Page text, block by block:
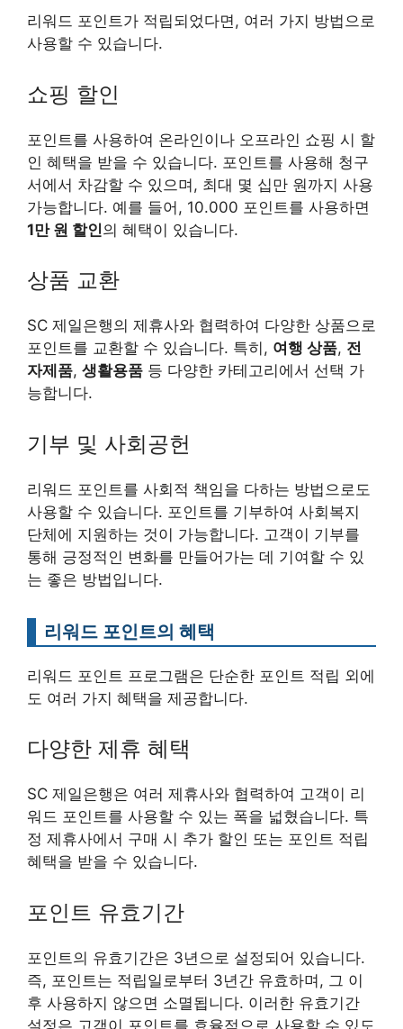
리워드 포인트가 적립되었다면, 여러 가지 방법으로
사용할 수 있습니다.
쇼핑 할인
포인트를 사용하여 온라인이나 오프라인 쇼핑 시 할
인 혜택을 받을 수 있습니다. 포인트를 사용해 청구
서에서 차감할 수 있으며, 최대 몇 십만 원까지 사용
가능합니다. 예를 들어, 10.000 포인트를 사용하면
1만 원 할인의 혜택이 있습니다.
상품 교환
SC 제일은행의 제휴사와 협력하여 다양한 상품으로
포인트를 교환할 수 있습니다. 특히, 여행 상품, 전
자제품, 생활용품 등 다양한 카테고리에서 선택 가
능합니다.
기부 및 사회공헌
리워드 포인트를 사회적 책임을 다하는 방법으로도
사용할 수 있습니다. 포인트를 기부하여 사회복지
단체에 지원하는 것이 가능합니다. 고객이 기부를
통해 긍정적인 변화를 만들어가는 데 기여할 수 있
는 좋은 방법입니다.
리워드 포인트의 혜택
리워드 포인트 프로그램은 단순한 포인트 적립 외에
도 여러 가지 혜택을 제공합니다.
다양한 제휴 혜택
SC 제일은행은 여러 제휴사와 협력하여 고객이 리
워드 포인트를 사용할 수 있는 폭을 넓혔습니다. 특
정 제휴사에서 구매 시 추가 할인 또는 포인트 적립
혜택을 받을 수 있습니다.
포인트 유효기간
포인트의 유효기간은 3년으로 설정되어 있습니다.
즉, 포인트는 적립일로부터 3년간 유효하며, 그 이
후 사용하지 않으면 소멸됩니다. 이러한 유효기간
설정은 고객이 포인트를 효율적으로 사용할 수 있도